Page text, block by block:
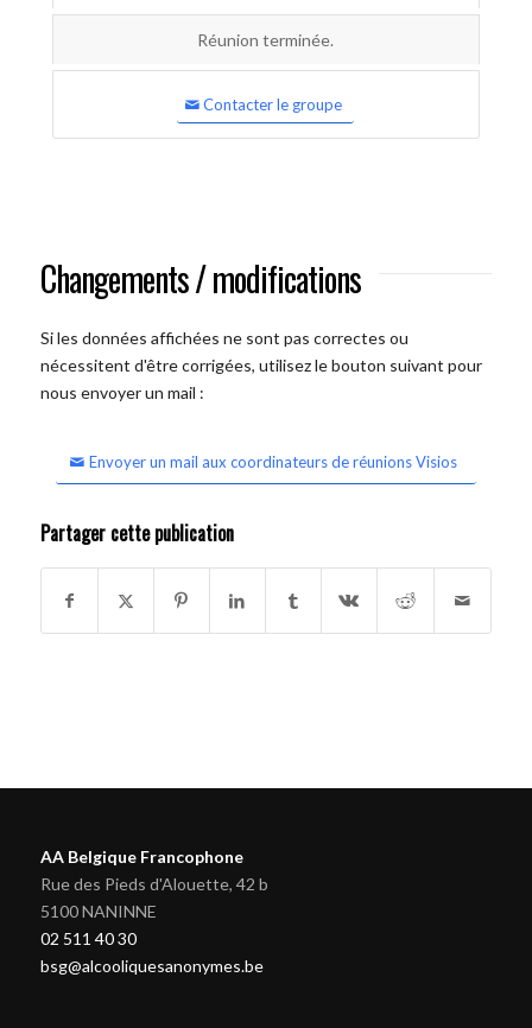
Réunion terminée.
Contacter le groupe
Changements / modifications
Si les données affichées ne sont pas correctes ou
nécessitent d'être corrigées, utilisez le bouton suivant pour
nous envoyer un mail :
Envoyer un mail aux coordinateurs de réunions Visios
Partager cette publication
AA Belgique Francophone
Rue des Pieds d'Alouette, 42 b
5100 NANINNE
02 511 40 30
bsg@alcooliquesanonymes.be